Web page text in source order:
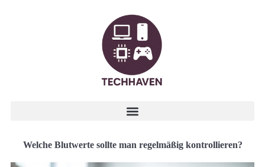
Welche Blutwerte sollte man regelmäßig kontrollieren?